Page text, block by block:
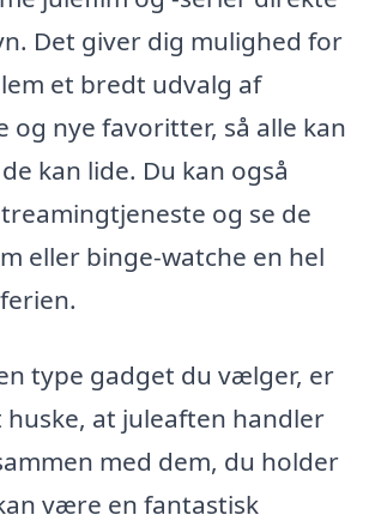
Det giver dig mulighed for
et bredt udvalg af
og nye favoritter, så alle kan
kan lide. Du kan også
og se de
eller binge-watche en hel
type gadget du vælger, er
at juleaften handler
med dem, du holder
være en fantastisk